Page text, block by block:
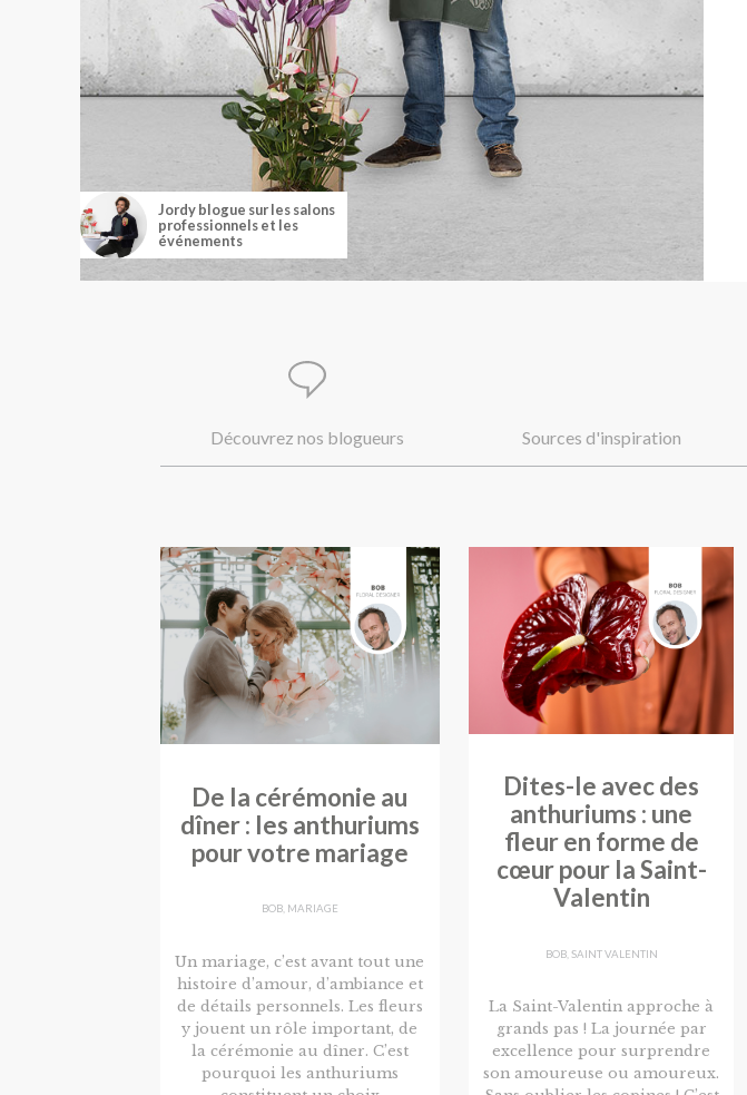
Jordy blogue sur les salons
professionnels et les
événements
Découvrez nos blogueurs Sources d'inspiration
De la cérémonie au
dîner : les anthuriums
pour votre mariage
BOB, MARIAGE
Un mariage, c’est avant tout une
histoire d’amour, d’ambiance et
de détails personnels. Les fleurs
y jouent un rôle important, de
la cérémonie au dîner. C’est
pourquoi les anthuriums
Dites-le avec des
anthuriums : une
fleur en forme de
cœur pour la Saint-
Valentin
BOB, SAINT VALENTIN
La Saint-Valentin approche à
grands pas ! La journée par
excellence pour surprendre
son amoureuse ou amoureux.